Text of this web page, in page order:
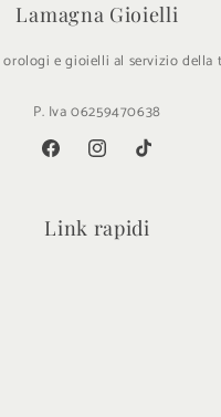
Lamagna Gioielli
e gioielli al servizio della
P. Iva 06259470638
FacebookInstagramTikTok
Link rapidi